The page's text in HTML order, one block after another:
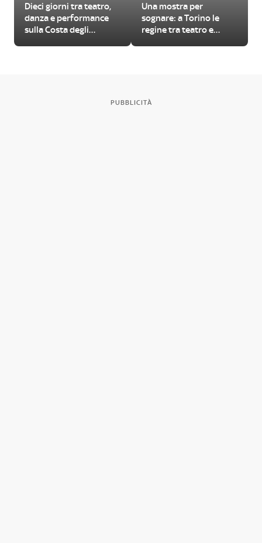
Dieci giorni tra teatro,
danza e performance
sulla Costa degli
Una mostra per
sognare: a Torino le
regine tra teatro e
PUBBLICITÀ